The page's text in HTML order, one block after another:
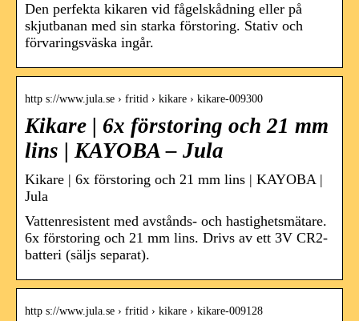
Den perfekta kikaren vid fågelskådning eller på
skjutbanan med sin starka förstoring. Stativ och
förvaringsväska ingår.
http s://www.jula.se › fritid › kikare › kikare-009300
Kikare | 6x förstoring och 21 mm
lins | KAYOBA – Jula
Kikare | 6x förstoring och 21 mm lins | KAYOBA |
Jula
Vattenresistent med avstånds- och hastighetsmätare.
6x förstoring och 21 mm lins. Drivs av ett 3V CR2-
batteri (säljs separat).
http s://www.jula.se › fritid › kikare › kikare-009128